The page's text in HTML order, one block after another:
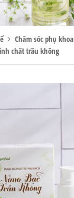
Chăm sóc phụ khoa
chất trầu không